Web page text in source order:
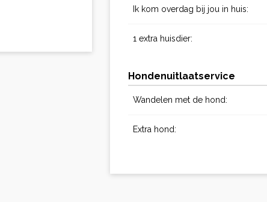
Ik kom overdag bij jou in huis:
1 extra huisdier:
Hondenuitlaatservice
Wandelen met de hond:
Extra hond: